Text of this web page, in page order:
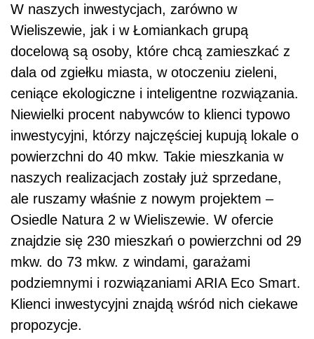
W naszych inwestycjach, zarówno w
Wieliszewie, jak i w Łomiankach grupą
docelową są osoby, które chcą zamieszkać z
dala od zgiełku miasta, w otoczeniu zieleni,
ceniące ekologiczne i inteligentne rozwiązania.
Niewielki procent nabywców to klienci typowo
inwestycyjni, którzy najczęściej kupują lokale o
powierzchni do 40 mkw. Takie mieszkania w
naszych realizacjach zostały już sprzedane,
ale ruszamy właśnie z nowym projektem –
Osiedle Natura 2 w Wieliszewie. W ofercie
znajdzie się 230 mieszkań o powierzchni od 29
mkw. do 73 mkw. z windami, garażami
podziemnymi i rozwiązaniami ARIA Eco Smart.
Klienci inwestycyjni znajdą wśród nich ciekawe
propozycje.